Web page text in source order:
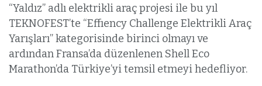
“Yaldız” adlı elektrikli araç projesi ile bu yıl
TEKNOFEST’te “Effıency Challenge Elektrikli Araç
Yarışları” kategorisinde birinci olmayı ve
ardından Fransa’da düzenlenen Shell Eco
Marathon’da Türkiye’yi temsil etmeyi hedefliyor.